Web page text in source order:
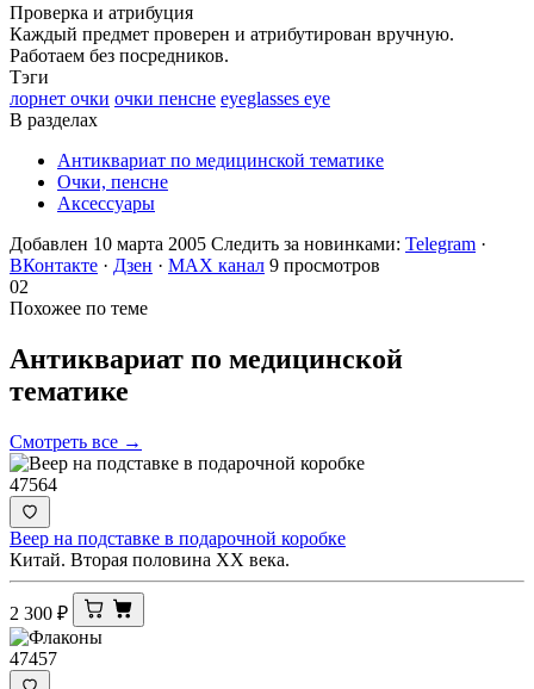
Проверка и атрибуция
Каждый предмет проверен и атрибутирован вручную.
Работаем без посредников.
Тэги
лорнет очки очки пенсне eyeglasses eye
В разделах
Антиквариат по медицинской тематике
Очки, пенсне
Аксессуары
Добавлен 10 марта 2005 Следить за новинками: Telegram ·
ВКонтакте · Дзен · MAX канал 9 просмотров
02
Похожее по теме
Антиквариат по медицинской
тематике
Смотреть все →
47564
Веер на подставке в подарочной коробке
Китай. Вторая половина ХХ века.
2 300 ₽
47457